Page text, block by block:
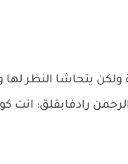
يتحاشا النظر لها
رادفابقلق: انت